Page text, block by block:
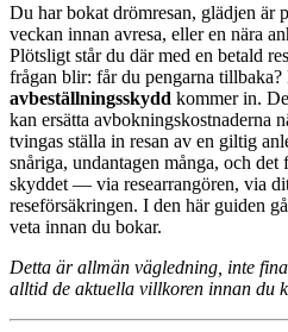
Du har bokat drömresan, glädjen
veckan innan avresa, eller en nära
Plötsligt står du där med en betald
frågan blir: får du pengarna tillbaka?
avbeställningsskydd kommer in.
kan ersätta avbokningskostnaderna
tvingas ställa in resan av en giltig
snåriga, undantagen många, och
skyddet — via researrangören, via
reseförsäkringen. I den här guiden
veta innan du bokar.
Detta är allmän vägledning, inte
alltid de aktuella villkoren innan du